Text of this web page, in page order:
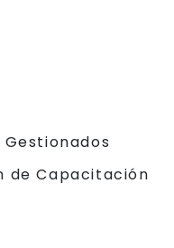
de Capacitación